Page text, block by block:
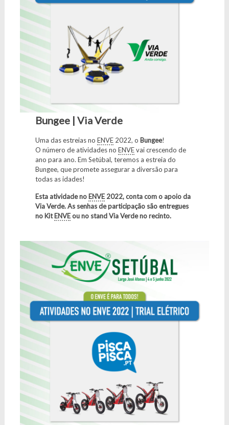
Bungee | Via Verde
Uma das estreias no ENVE2022, o Bungee!
O número de atividades no ENVEvai crescendo de
ano para ano. Em Setúbal, teremos a estreia do
Bungee, que promete assegurar a diversão para
todas as idades!
Esta atividade no ENVE2022, conta com o apoio da
Via Verde. As senhas de participação são entregues
no KitENVEou no stand Via Verde no recinto.